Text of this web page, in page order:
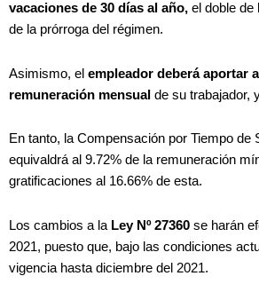
vacaciones de 30 días al año, el doble de
de la prórroga del régimen.
Asimismo, el empleador deberá aportar
remuneración mensual de su trabajador,
En tanto, la Compensación por Tiempo de
equivaldrá al 9.72% de la remuneración
gratificaciones al 16.66% de esta.
Los cambios a la Ley Nº 27360 se harán
2021, puesto que, bajo las condiciones
vigencia hasta diciembre del 2021.